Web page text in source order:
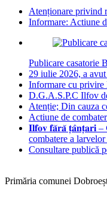
Atenționare privind
Informare: Actiune
Publicare casatorie
29 iulie 2026, a
Informare cu privire
D.G.A.S.P.C Ilfov
Atenție; Din cauza
Actiune de
𝐈𝐥𝐟𝐨𝐯 𝐟𝐚̆𝐫𝐚̆
combatere a larvelor
Consultare publică
Primăria comunei